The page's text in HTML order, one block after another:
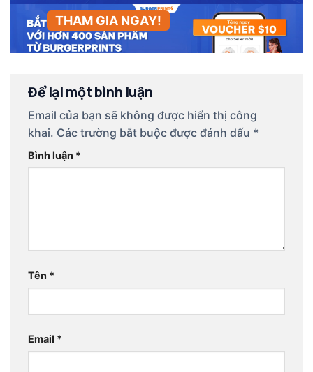
THAM GIA NGAY!
Để lại một bình luận
Email của bạn sẽ không được hiển thị công
khai. Các trường bắt buộc được đánh dấu *
Bình luận *
Tên *
Email *